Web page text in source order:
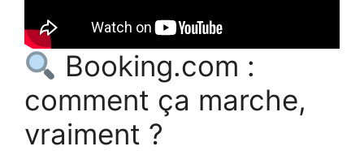
Booking.com :
comment ça marche,
vraiment ?